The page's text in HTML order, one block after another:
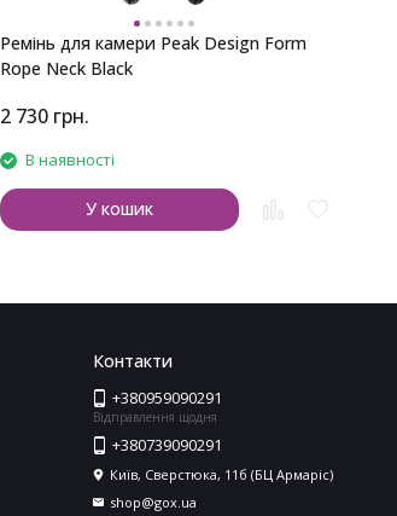
Ремінь для камери Peak Design Form
Rope Neck Black
2 730 грн.
В наявності
У кошик
Контакти
+380959090291
Відправлення щодня
+380739090291
Київ, Сверстюка, 11б (БЦ Армаріс)
shop@gox.ua